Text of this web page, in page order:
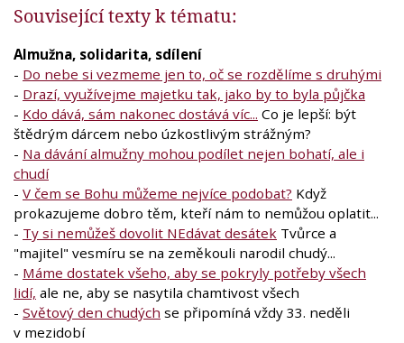
Související texty k tématu:
Almužna, solidarita, sdílení
- Do nebe si vezmeme jen to, oč se rozdělíme s druhými
- Drazí, využívejme majetku tak, jako by to byla půjčka
- Kdo dává, sám nakonec dostává víc... Co je lepší: být
štědrým dárcem nebo úzkostlivým strážným?
- Na dávání almužny mohou podílet nejen bohatí, ale i
chudí
- V čem se Bohu můžeme nejvíce podobat? Když
prokazujeme dobro těm, kteří nám to nemůžou oplatit...
- Ty si nemůžeš dovolit NEdávat desátek Tvůrce a
"majitel" vesmíru se na zeměkouli narodil chudý...
- Máme dostatek všeho, aby se pokryly potřeby všech
lidí, ale ne, aby se nasytila chamtivost všech
- Světový den chudých se připomíná vždy 33. neděli
v mezidobí